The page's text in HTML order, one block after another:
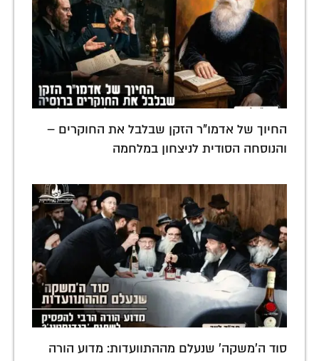
החיוך של אדמו"ר הזקן שבלבל את החוקרים –
והנוסחה הסודית לניצחון במלחמה
סוד ה'משקה' שנעלם מההתוועדות: מדוע הורה